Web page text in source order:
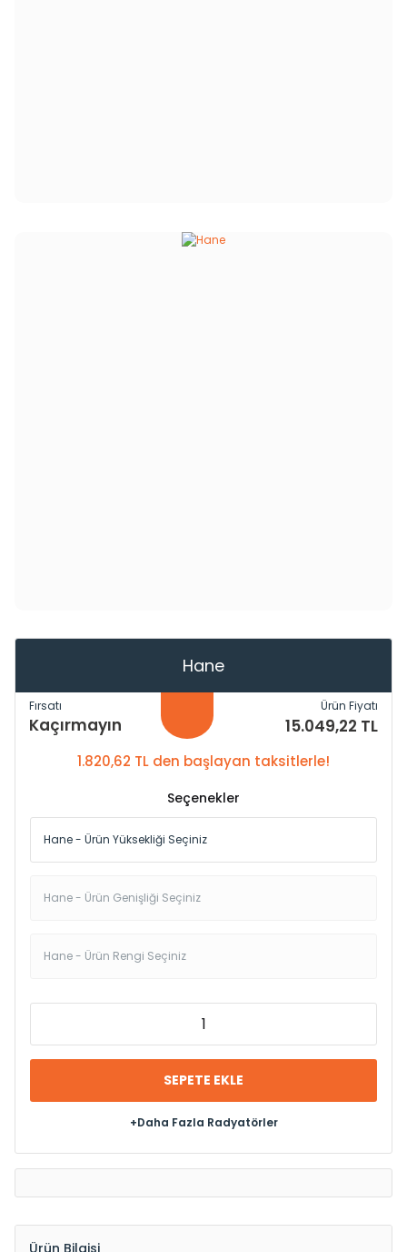
Hane
Fırsatı
Kaçırmayın
Ürün Fiyatı
15.049,22 TL
1.820,62 TL den başlayan taksitlerle!
Seçenekler
SEPETE EKLE
+Daha Fazla Radyatörler
Ürün Bilgisi